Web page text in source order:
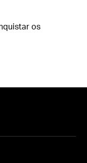
os